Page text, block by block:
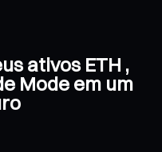
ativos ETH ,
Mode em um